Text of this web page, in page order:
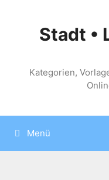
springenStadt •
Kategorien,
Menü